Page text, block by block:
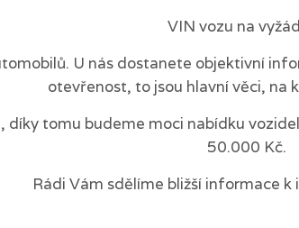
VIN vozu na
U nás dostanete objektivní
otevřenost, to jsou hlavní věci, na
díky tomu budeme moci nabídku
50.000 Kč.
Rádi Vám sdělíme bližší informace